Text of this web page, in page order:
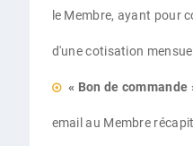
le Membre, ayant pour
d'une cotisation
« Bon de commande
email au Membre